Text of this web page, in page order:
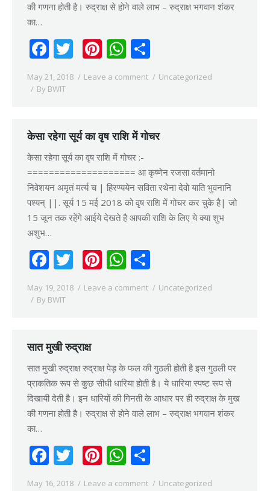
की गणना होती है। रुद्राक्ष से होने वाले लाभ – रुद्राक्ष भगवान शंकर
का…
Facebook
Twitter
Pinterest
WhatsApp
May 21, 2018 Leave a comment
Uncategorized
By BWIT
केसा रहेगा सूर्य का वृष राशि में गोचर
केसा रहेगा सूर्य का वृष राशि में गोचर :-
==================== आ कृष्णेन रजसा वर्तमानो
निवेशयन अमृतं मर्त्य च | हिरण्ययेन सविता रथेना देवो याति भुवनानि
पश्यन् ||. सूर्य 15 मई 2018 को वृष राशि में गोचर कर चुके है| जो
15 जून तक रहेंगे आईये देखते है आपकी राशि के लिए ये क्या शुभ
अशुभ…
Facebook
Twitter
Pinterest
WhatsApp
May 19, 2018 Leave a comment
Uncategorized
By BWIT
सात मुखी रुद्राक्ष
सात मुखी रुद्राक्ष रुद्राक्ष पेड़ के फल की गुठली होती है इस गुठली पर
प्राकतिक रूप से कुछ सीधी धारिया होती है। ये धारिया स्पष्ट रूप से
दिखायी देती है। इन धारियों की गिनती के आधार पर ही रुद्राक्ष के मुख
की गणना होती है। रुद्राक्ष से होने वाले लाभ – रुद्राक्ष भगवान शंकर
का…
Facebook
Twitter
Pinterest
WhatsApp
May 16, 2018 Leave a comment
Uncategorized